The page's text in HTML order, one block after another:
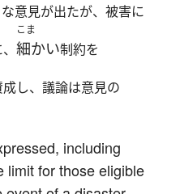
な意見が出たが、被害に
こま
細かい制約を
成し、議論は意見の
including
limit for those eligible